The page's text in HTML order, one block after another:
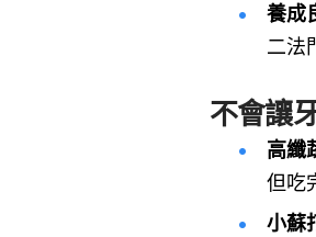
養成
二法
不會讓
高纖
但吃
小蘇